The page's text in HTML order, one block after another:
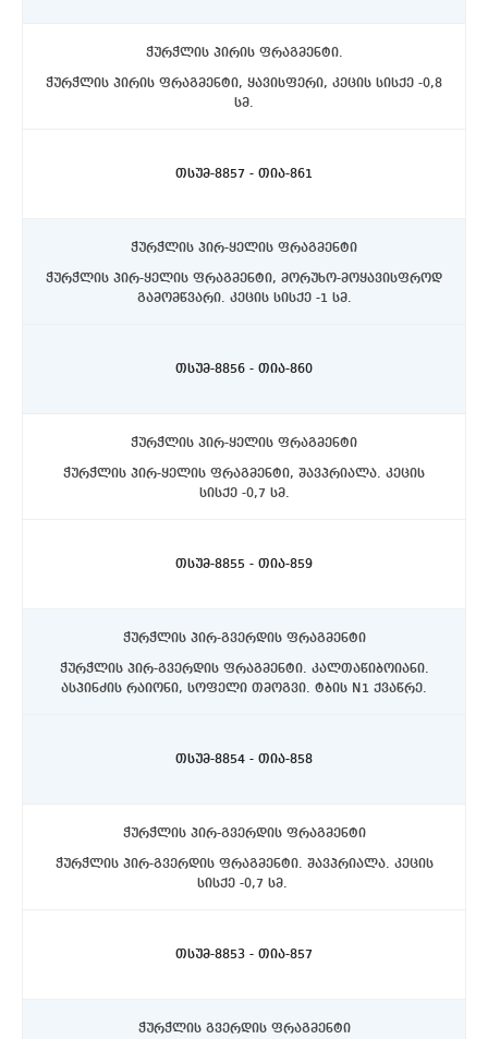
ჭურჭლის პირის ფრაგმენტი.
ჭურჭლის პირის ფრაგმენტი, ყავისფერი, კეცის სისქე -0,8
სმ.
თსუმ-8857 - თია-861
ჭურჭლის პირ-ყელის ფრაგმენტი
ჭურჭლის პირ-ყელის ფრაგმენტი, მორუხო-მოყავისფროდ
გამომწვარი. კეცის სისქე -1 სმ.
თსუმ-8856 - თია-860
ჭურჭლის პირ-ყელის ფრაგმენტი
ჭურჭლის პირ-ყელის ფრაგმენტი, შავპრიალა. კეცის
სისქე -0,7 სმ.
თსუმ-8855 - თია-859
ჭურჭლის პირ-გვერდის ფრაგმენტი
ჭურჭლის პირ-გვერდის ფრაგმენტი. კალთაწიბოიანი.
ასპინძის რაიონი, სოფელი თმოგვი. ტბის N1 ქვაწრე.
თსუმ-8854 - თია-858
ჭურჭლის პირ-გვერდის ფრაგმენტი
ჭურჭლის პირ-გვერდის ფრაგმენტი. შავპრიალა. კეცის
სისქე -0,7 სმ.
თსუმ-8853 - თია-857
ჭურჭლის გვერდის ფრაგმენტი